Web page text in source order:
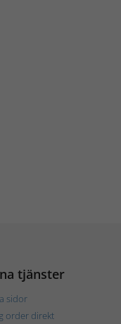
tjänster
sidor
order direkt